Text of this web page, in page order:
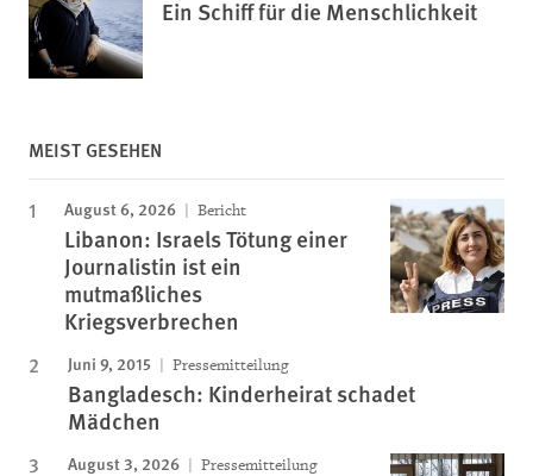
Ein Schiff für die Menschlichkeit
MEIST GESEHEN
August 6, 2026 Bericht
Libanon: Israels Tötung einer
Journalistin ist ein
mutmaßliches
Kriegsverbrechen
Juni 9, 2015 Pressemitteilung
Bangladesch: Kinderheirat schadet
Mädchen
August 3, 2026 Pressemitteilung